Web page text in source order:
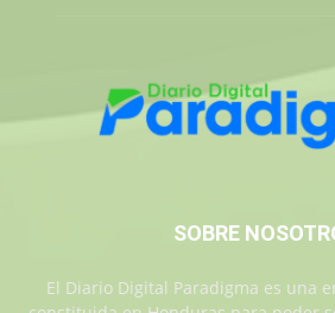
SOBRE
El Diario Digital Paradigma es una